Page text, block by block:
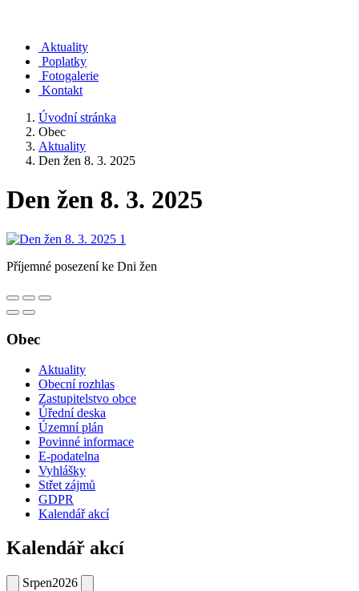
Aktuality
Poplatky
Fotogalerie
Kontakt
Úvodní stránka
Obec
Aktuality
Den žen 8. 3. 2025
Den žen 8. 3. 2025
Příjemné posezení ke Dni žen
Obec
Aktuality
Obecní rozhlas
Zastupitelstvo obce
Úřední deska
Územní plán
Povinné informace
E-podatelna
Vyhlášky
Střet zájmů
GDPR
Kalendář akcí
Kalendář akcí
Srpen2026